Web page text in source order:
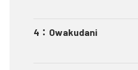
4 ： Owakudani